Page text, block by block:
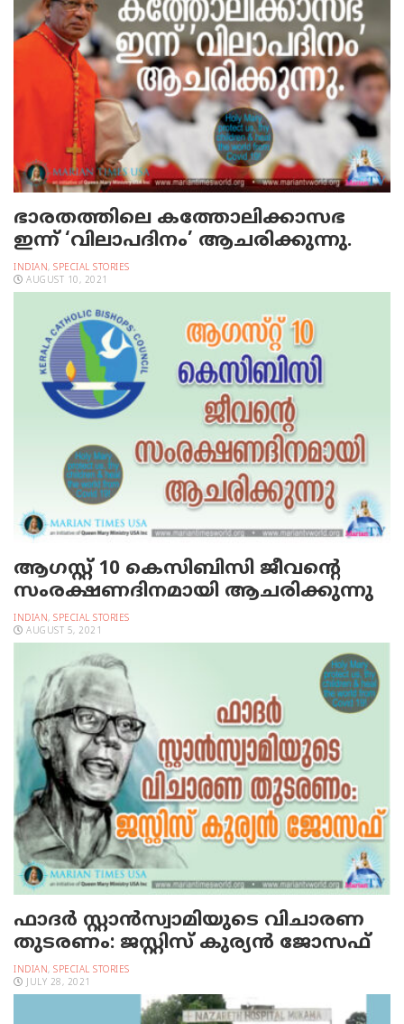
ഭാരതത്തിലെ കത്തോലിക്കാസഭ
ഇന്ന് ‘വിലാപദിനം’ ആചരിക്കുന്നു.
INDIAN, SPECIAL STORIES
AUGUST 10, 2021
ആഗസ്റ്റ് 10 കെസിബിസി ജീവന്റെ
സംരക്ഷണദിനമായി ആചരിക്കുന്നു
INDIAN, SPECIAL STORIES
AUGUST 5, 2021
ഫാദര്‍ സ്റ്റാന്‍സ്വാമിയുടെ വിചാരണ
തുടരണം: ജസ്റ്റിസ് കുര്യന്‍ ജോസഫ്
INDIAN, SPECIAL STORIES
JULY 28, 2021